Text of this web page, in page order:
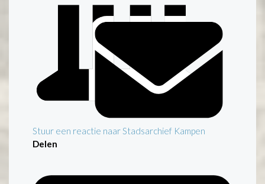
Stuur een reactie naar Stadsarchief Kampen
Delen